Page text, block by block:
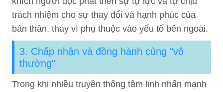
trách nhiệm cho sự thay đổi và hạnh phúc của
bản thân, thay vì phụ thuộc vào yếu tố bên ngoài.
3. Chấp nhận và đồng hành cùng "vô
thường"
Trong khi nhiều truyền thống tâm linh nhấn mạnh